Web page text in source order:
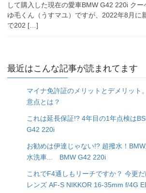
して購入した現在の愛車BMW G42 220i ク
ゆ毛くん（うすマユ）ですが、2022年8月に
で202 […]
最近はこんな記事が読まれてます
マイナ免許証のメリットとデメリット
意点とは？
これは延長保証!? 4年目の1年点検は
G42 220i
お勧めは伊達じゃない!? 超撥水！
水洗車... BMW G42 220i
これでF4通しもリーチですか？ 今更
レンズ AF-S NIKKOR 16-35mm f/4G